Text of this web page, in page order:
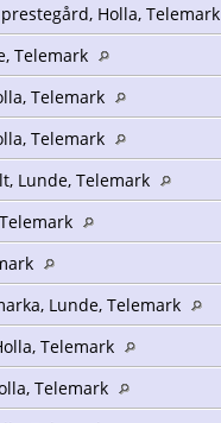
Holla, Telemark
Telemark
Telemark
Telemark
Lunde, Telemark
Lunde, Telemark
Telemark
Telemark